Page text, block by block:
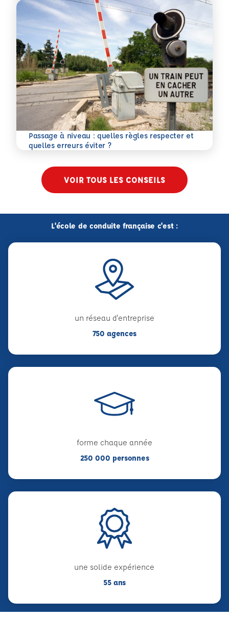
Passage à niveau : quelles règles respecter et
quelles erreurs éviter ?
En savoir plus
VOIR TOUS LES CONSEILS
L'école de conduite française c'est :
un réseau d'entreprise
750 agences
forme chaque année
250 000 personnes
une solide expérience
55 ans